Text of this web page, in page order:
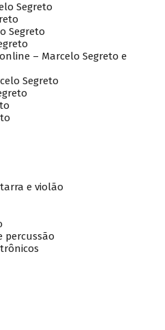
Segreto
Segreto
– Marcelo Segreto e
Segreto
e violão
percussão